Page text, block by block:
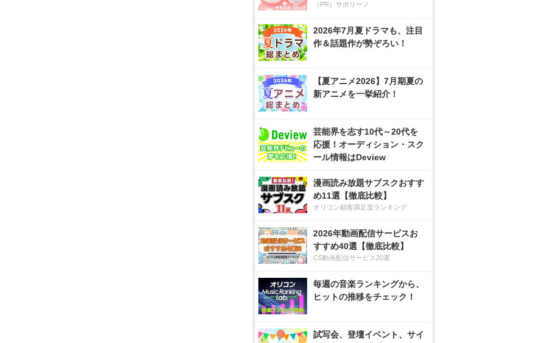
（PR）サボリーノ
2026年7月夏ドラマも、注目
作＆話題作が勢ぞろい！
【夏アニメ2026】7月期夏の
新アニメを一挙紹介！
芸能界を志す10代～20代を
応援！オーディション・スク
ール情報はDeview
漫画読み放題サブスクおすす
め11選【徹底比較】
オリコン顧客満足度ランキング
2026年動画配信サービスお
すすめ40選【徹底比較】
CS動画配信サービス20選
毎週の音楽ランキングから、
ヒットの推移をチェック！
試写会、登壇イベント、サイ